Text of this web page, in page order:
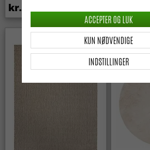
kr.369
INDSTILLINGER
KUN NØDVENDIGE
ACCEPTER OG LUK